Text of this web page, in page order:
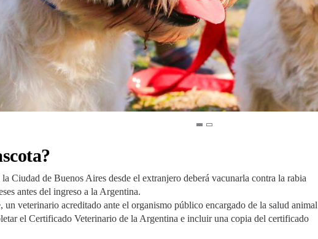
Ciudad de Buenos Aires desde el extranjero deberá vacunarla contra la rabia
antes del ingreso a la Argentina.
veterinario acreditado ante el organismo público encargado de la salud animal
el Certificado Veterinario de la Argentina e incluir una copia del certificado